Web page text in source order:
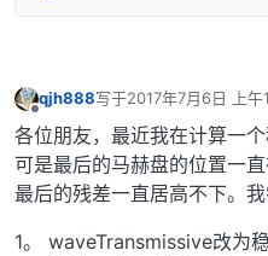
qjh888写于2017年7月6日 上午
最后由 编辑
各位朋友，最近我在计算一
可是最后的马赫盘的位置一
最后的残差一直居高不下。我
1。 waveTransmissive改为稳